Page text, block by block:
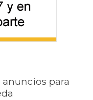
para